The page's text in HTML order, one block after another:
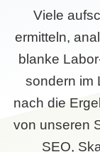
Viele
ermitteln,
blanke
sondern im
nach die
von unseren
SEO,